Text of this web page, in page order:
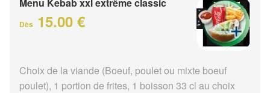
Dès 15.00 €
Choix de la viande (Boeuf, poulet ou mixte boeuf
poulet), 1 portion de frites, 1 boisson 33 cl au choix